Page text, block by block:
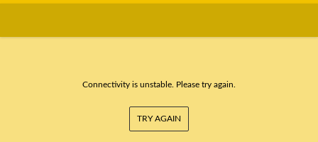
Connectivity is unstable. Please try again.
TRY AGAIN